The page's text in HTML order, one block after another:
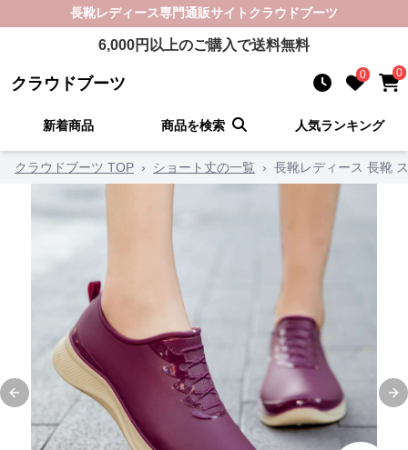
長靴レディース専門通販サイト クラウドブーツ
6,000円以上のご購入で送料無料
クラウドブーツ 0 0
新着商品 商品を検索 人気ランキング
クラウドブーツ TOP › ショート丈の一覧 › 長靴レディース 長靴
Previous slide